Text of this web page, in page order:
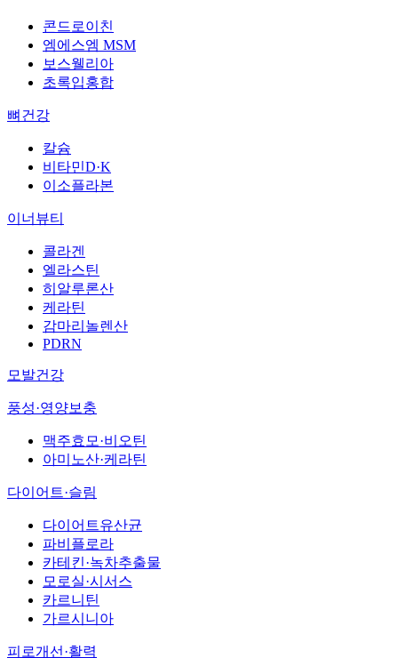
콘드로이친
엠에스엠 MSM
보스웰리아
초록입홍합
뼈건강
칼슘
비타민D·K
이소플라본
이너뷰티
콜라겐
엘라스틴
히알루론산
케라틴
감마리놀렌산
PDRN
모발건강
풍성·영양보충
맥주효모·비오틴
아미노산·케라틴
다이어트·슬림
다이어트유산균
파비플로라
카테킨·녹차추출물
모로실·시서스
카르니틴
가르시니아
피로개선·활력